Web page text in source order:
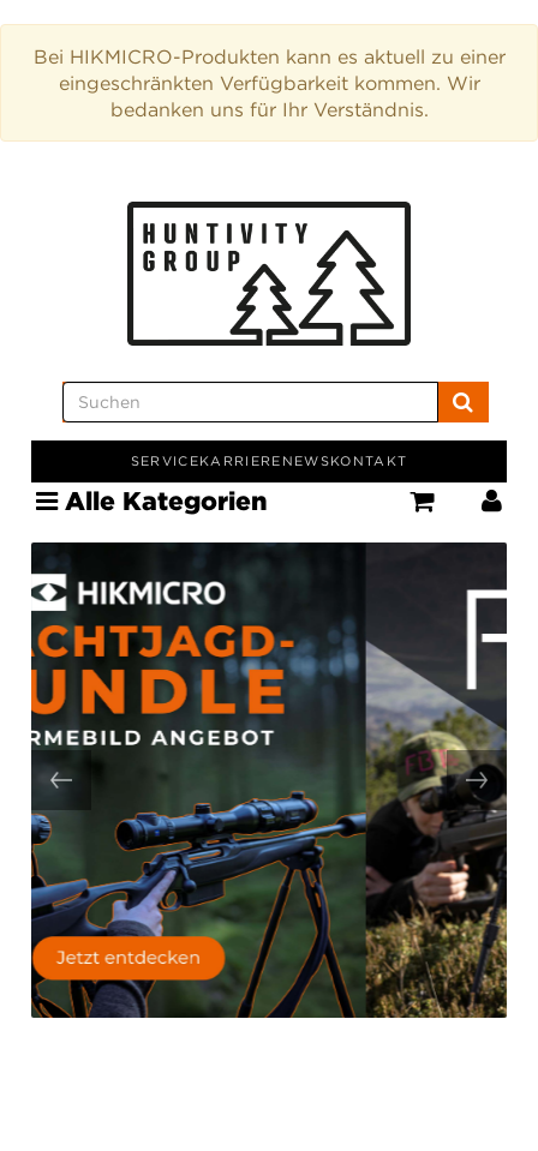
Bei HIKMICRO-Produkten kann es aktuell zu einer
eingeschränkten Verfügbarkeit kommen. Wir
bedanken uns für Ihr Verständnis.
SERVICEKARRIERE NEWSKONTAKT
Alle Kategorien